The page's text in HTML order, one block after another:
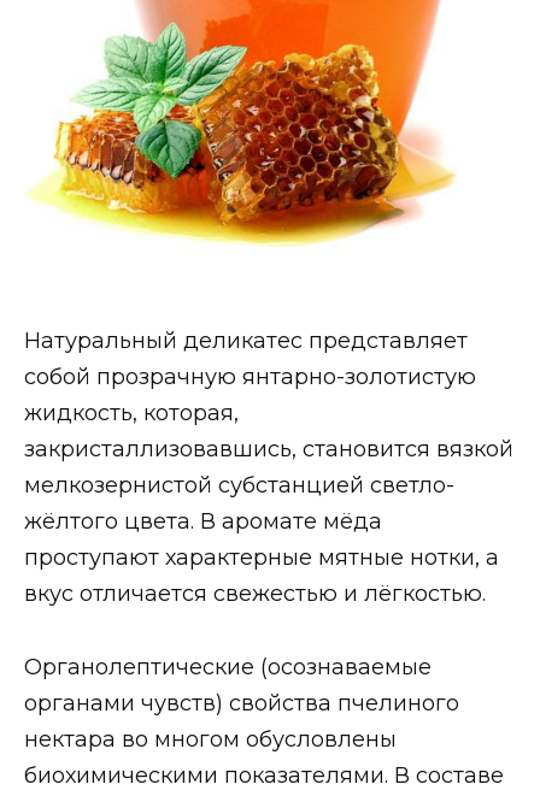
Натуральный деликатес представляет
собой прозрачную янтарно-золотистую
жидкость, которая,
закристаллизовавшись, становится вязкой
мелкозернистой субстанцией светло-
жёлтого цвета. В аромате мёда
проступают характерные мятные нотки, а
вкус отличается свежестью и лёгкостью.
Органолептические (осознаваемые
органами чувств) свойства пчелиного
нектара во многом обусловлены
биохимическими показателями. В составе